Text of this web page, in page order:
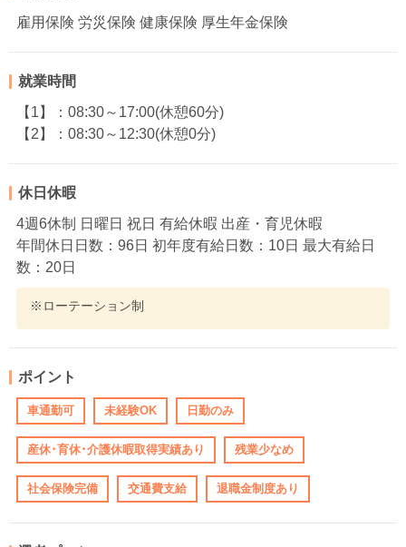
雇用保険 労災保険 健康保険 厚生年金保険
就業時間
【1】：08:30～17:00(休憩60分)
【2】：08:30～12:30(休憩0分)
休日休暇
4週6休制 日曜日 祝日 有給休暇 出産・育児休暇
年間休日日数：96日 初年度有給日数：10日 最大有給日
数：20日
※ローテーション制
ポイント
車通勤可 未経験OK 日勤のみ
産休･育休･介護休暇取得実績あり 残業少なめ
社会保険完備 交通費支給 退職金制度あり